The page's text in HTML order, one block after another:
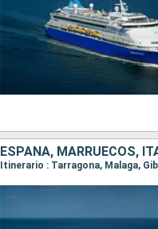
ESPAÑA, MARRUECOS,